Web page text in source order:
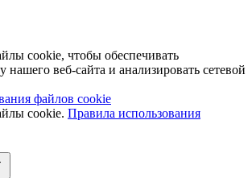
cookie, чтобы обеспечивать
нашего веб-сайта и анализировать сетевой
файлов cookie
cookie. Правила использования